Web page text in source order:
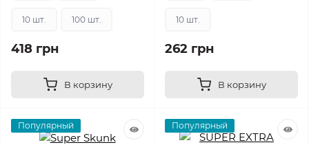
10 шт. 100 шт.
418 грн
В корзину
10 шт.
262 грн
В корзину
Популярный Популярный